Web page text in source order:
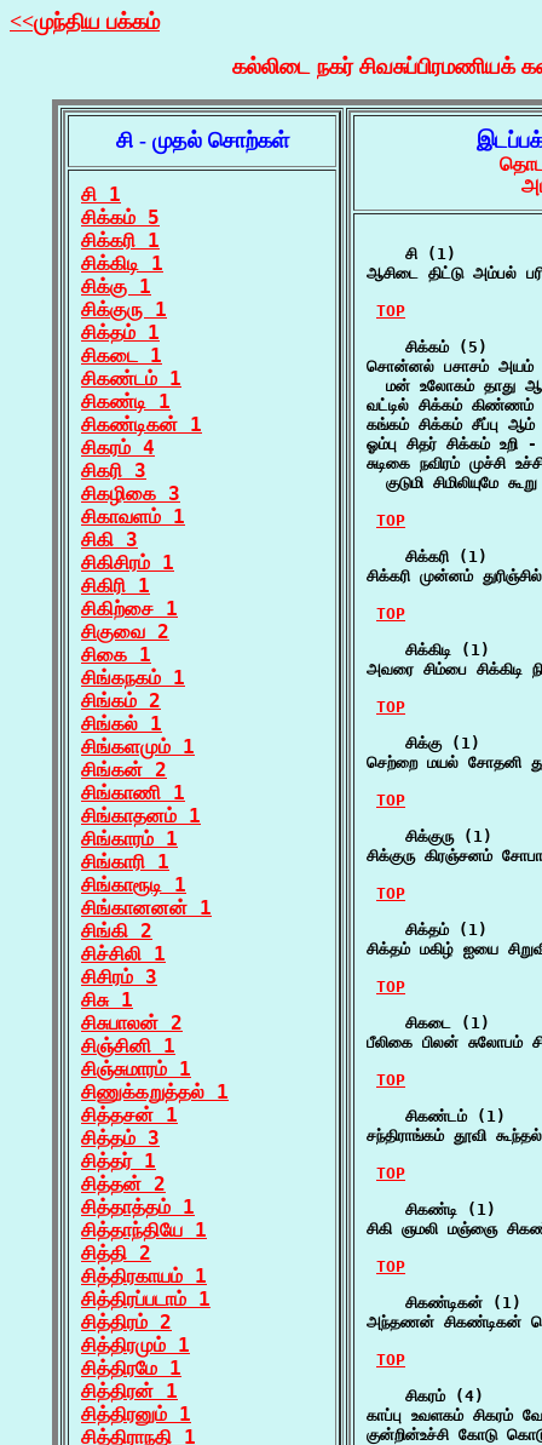
<<முந்திய பக்கம்
கல்லிடை நகர் சிவசுப்பிரமணியக்
சி - முதல் சொற்கள்
சி 1
சிக்கம் 5
சிக்கரி 1
சிக்கிடி 1
சிக்கு 1
சிக்குரு 1
சிக்தம் 1
சிகடை 1
சிகண்டம் 1
சிகண்டி 1
சிகண்டிகன் 1
சிகரம் 4
சிகரி 3
சிகழிகை 3
சிகாவளம் 1
சிகி 3
சிகிசிரம் 1
சிகிரி 1
சிகிற்சை 1
சிகுவை 2
சிகை 1
சிங்கநகம் 1
சிங்கம் 2
சிங்கல் 1
சிங்களமும் 1
சிங்கன் 2
சிங்காணி 1
சிங்காதனம் 1
சிங்காரம் 1
சிங்காரி 1
சிங்காரூடி 1
சிங்கானனன் 1
சிங்கி 2
சிச்சிலி 1
சிசிரம் 3
சிசு 1
சிசுபாலன் 2
சிஞ்சினி 1
சிஞ்சுமாரம் 1
சிணுக்கறுத்தல் 1
சித்தசன் 1
சித்தம் 3
சித்தர் 1
சித்தன் 2
சித்தாத்தம் 1
சித்தாந்தியே 1
சித்தி 2
சித்திரகாயம் 1
சித்திரப்படாம் 1
சித்திரம் 2
சித்திரமும் 1
சித்திரமே 1
சித்திரன் 1
சித்திரனும் 1
சித்திராநதி 1
    சி (1)
ஆசிடை திட்டு அம்பல்
TOP
    சிக்கம் (5)
சொன்னல் பசாசம் அயம்
மன் உலோகம் தாது
வட்டில் சிக்கம்
கங்கம் சிக்கம் சீப்பு
ஓம்பு சிதர் சிக்கம் உறி
சுடிகை நவிரம் முச்சி
குடுமி சிமிலியுமே
TOP
    சிக்கரி (1)
சிக்கரி முன்னம்
TOP
    சிக்கிடி (1)
அவரை சிம்பை சிக்கிடி
TOP
    சிக்கு (1)
செற்றை மயல் சோதனி
TOP
    சிக்குரு (1)
சிக்குரு கிரஞ்சனம்
TOP
    சிக்தம் (1)
சிக்தம் மகிழ் ஐயை
TOP
    சிகடை (1)
பீலிகை பிலன்
TOP
    சிகண்டம் (1)
சந்திராங்கம் தூவி
TOP
    சிகண்டி (1)
சிகி ஞமலி மஞ்ஞை
TOP
    சிகண்டிகன் (1)
அந்தணன் சிகண்டிகன்
TOP
    சிகரம் (4)
காப்பு உவளகம் சிகரம்
குன்றின்உச்சி கோடு